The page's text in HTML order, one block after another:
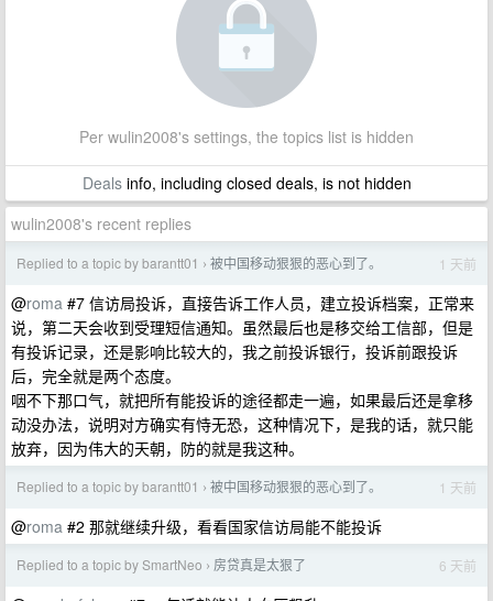
Per wulin2008's settings, the topics list is hidden
Dealsinfo, including closed deals, is not hidden
wulin2008's recent replies
Replied to a topic by barantt01 › 被中国移动狠狠的恶心到了。 1 天前
@roma #7 信访局投诉，直接告诉工作人员，建立投诉档案，正常来
说，第二天会收到受理短信通知。虽然最后也是移交给工信部，但是
有投诉记录，还是影响比较大的，我之前投诉银行，投诉前跟投诉
后，完全就是两个态度。
咽不下那口气，就把所有能投诉的途径都走一遍，如果最后还是拿移
动没办法，说明对方确实有恃无恐，这种情况下，是我的话，就只能
放弃，因为伟大的天朝，防的就是我这种。
Replied to a topic by barantt01 › 被中国移动狠狠的恶心到了。 1 天前
@roma #2 那就继续升级，看看国家信访局能不能投诉
Replied to a topic by SmartNeo › 房贷真是太狠了 6 天前